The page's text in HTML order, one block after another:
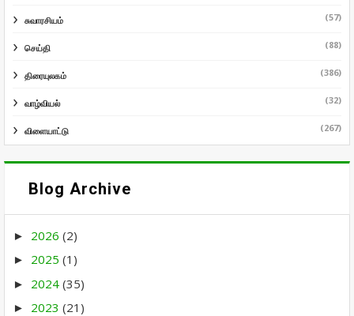
சுவாரசியம் (57)
செய்தி (88)
திரையுலகம் (386)
வாழ்வியல் (32)
விளையாட்டு (267)
Blog Archive
► 2026 (2)
► 2025 (1)
► 2024 (35)
► 2023 (21)